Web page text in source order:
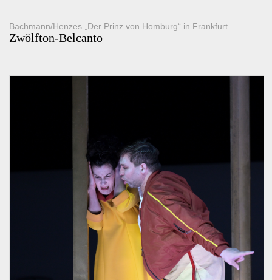
Bachmann/Henzes „Der Prinz von Homburg“ in Frankfurt
Zwölfton-Belcanto